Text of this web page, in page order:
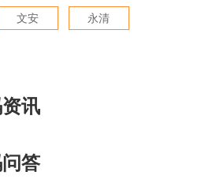
文安 永清
讯
答